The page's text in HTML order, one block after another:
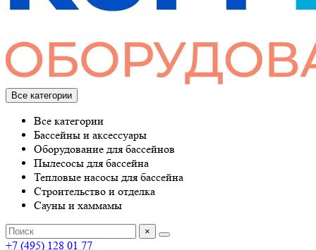
Все категории
Все категории
Бассейны и аксессуары
Оборудование для бассейнов
Пылесосы для бассейна
Тепловые насосы для бассейна
Строительство и отделка
Сауны и хаммамы
×
+7 (495) 128 01 77